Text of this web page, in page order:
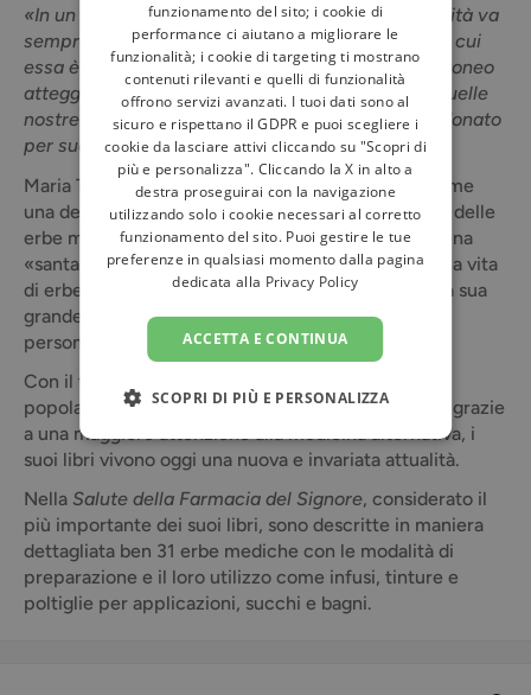
«In un momento in cui la maggior parte dell’umanità va
sempre più allontanandosi dalla vita naturale e in cui
essa è minacciata da gravi malattie dovute all’erroneo
atteggiamento spirituale, dovremmo riscoprire quelle
nostre erbe medicamentose che il Signore ci ha donato
per sua bontà sin dai tempi più remoti.»
Maria Treben si è conquistata un posto d’onore come
una delle più importanti antesignane della scienza delle
erbe medicinali. Da molti venerata alla stregua di una
«santa», Maria Treben si è occupata per tutta la sua vita
di erbe curative, cercando inoltre di trasmettere la sua
grande esperienza al maggior numero possibile di
persone.
Con il trascorrere degli anni non è mai diminuita la
popolarità di Maria Treben e delle sue opere, anzi, grazie
a una maggiore attenzione alla medicina alternativa, i
suoi libri vivono oggi una nuova e invariata attualità.
Nella Salute della Farmacia del Signore, considerato il
più importante dei suoi libri, sono descritte in maniera
dettagliata ben 31 erbe mediche con le modalità di
preparazione e il loro utilizzo come infusi, tinture e
poltiglie per applicazioni, succhi e bagni.
funzionamento del sito; i cookie di
performance ci aiutano a migliorare le
funzionalità; i cookie di targeting ti mostrano
contenuti rilevanti e quelli di funzionalità
offrono servizi avanzati. I tuoi dati sono al
sicuro e rispettano il GDPR e puoi scegliere i
cookie da lasciare attivi cliccando su "Scopri di
più e personalizza". Cliccando la X in alto a
destra proseguirai con la navigazione
utilizzando solo i cookie necessari al corretto
funzionamento del sito. Puoi gestire le tue
preferenze in qualsiasi momento dalla pagina
dedicata alla Privacy Policy
ACCETTA E CONTINUA
SCOPRI DI PIÙ E PERSONALIZZA